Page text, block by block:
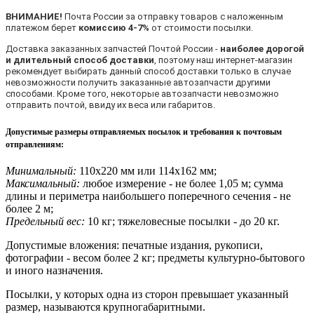
ВНИМАНИЕ! Почта России за отправку товаров с наложенным
платежом берет комиссию 4-7% от стоимости посылки.
Доставка заказанных запчастей Почтой России - наиболее дорогой
и длительный способ доставки , поэтому наш интернет-магазин
рекомендует выбирать данный способ доставки только в случае
невозможности получить заказанные автозапчасти другими
способами. Кроме того, некоторые автозапчасти невозможно
отправить почтой, ввиду их веса или габаритов.
Допустимые размеры отправляемых посылок и требования к почтовым
отправлениям:
Минимальный: 110х220 мм или 114х162 мм;
Максимальный: любое измерение - не более 1,05 м; сумма
длины и периметра наибольшего поперечного сечения - не
более 2 м;
Предельный вес: 10 кг; тяжеловесные посылки - до 20 кг.
Допустимые вложения: печатные издания, рукописи,
фотографии - весом более 2 кг; предметы культурно-бытового
и иного назначения.
Посылки, у которых одна из сторон превышает указанный
размер, называются крупногабаритными.